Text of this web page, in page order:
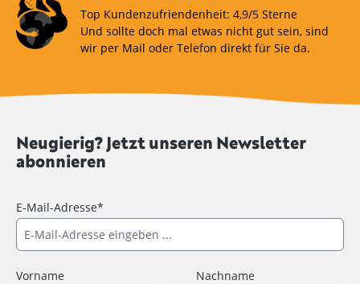
Top Kundenzufriendenheit: 4,9/5 Sterne
Und sollte doch mal etwas nicht gut sein, sind
wir per Mail oder Telefon direkt für Sie da.
Neugierig? Jetzt unseren Newsletter
abonnieren
E-Mail-Adresse*
Vorname Nachname